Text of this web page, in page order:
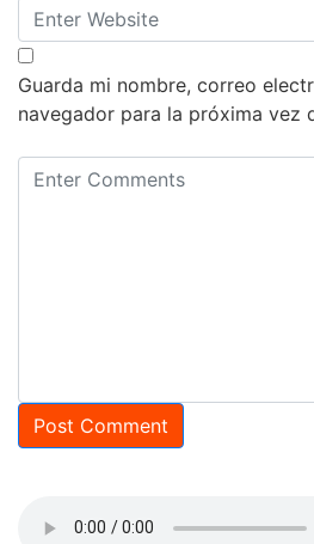
Guarda mi nombre, correo
navegador para la próxima vez